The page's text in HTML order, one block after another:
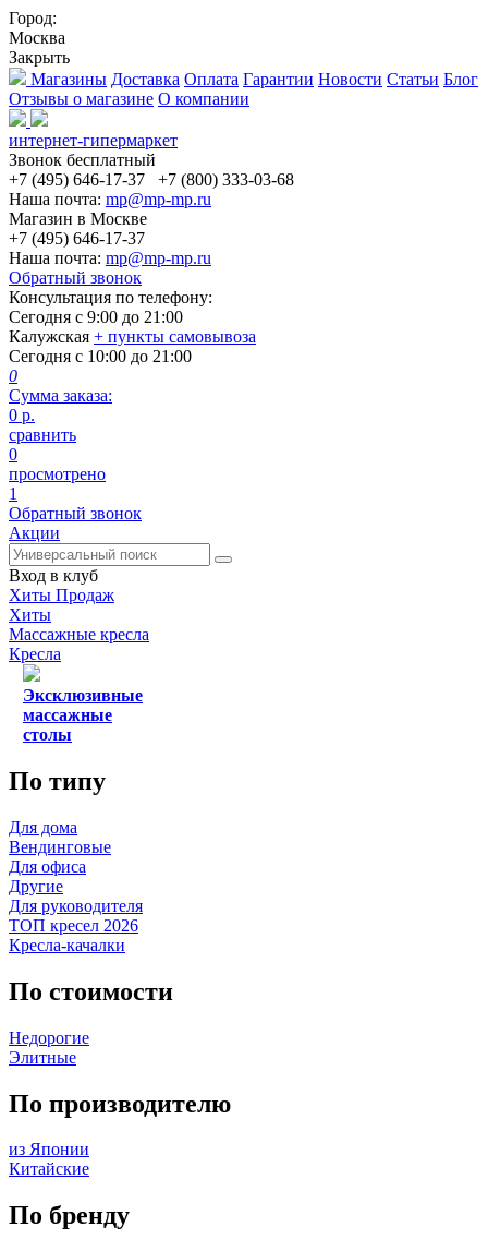
Город:
Москва
Закрыть
Магазины Доставка Оплата Гарантии Новости Статьи Блог
Отзывы о магазине О компании
интернет-гипермаркет
Звонок бесплатный
+7 (495) 646-17-37
+7 (800) 333-03-68
Наша почта: mp@mp-mp.ru
Магазин в Москве
+7 (495) 646-17-37
Наша почта: mp@mp-mp.ru
Обратный звонок
Консультация по телефону:
Сегодня с 9:00 до 21:00
Калужская + пункты самовывоза
Сегодня с 10:00 до 21:00
0
Сумма заказа:
0 р.
сравнить
0
просмотрено
1
Обратный звонок
Акции
Вход в клуб
Хиты Продаж
Хиты
Массажные кресла
Кресла
Эксклюзивные
массажные
столы
По типу
Для дома
Вендинговые
Для офиса
Другие
Для руководителя
ТОП кресел 2026
Кресла-качалки
По стоимости
Недорогие
Элитные
По производителю
из Японии
Китайские
По бренду